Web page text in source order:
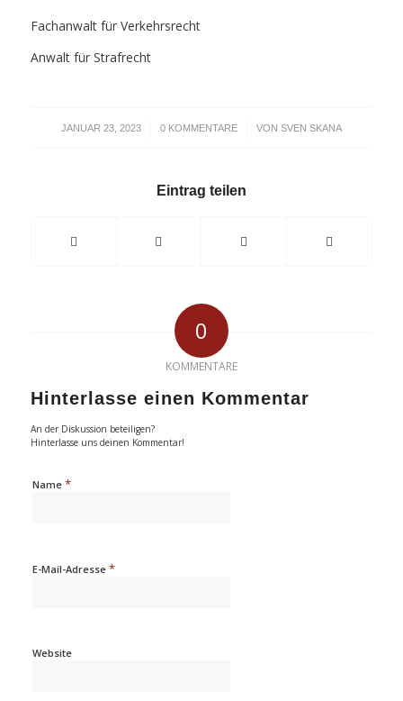
Fachanwalt für Verkehrsrecht
Anwalt für Strafrecht
JANUAR 23, 2023
/ 0 KOMMENTARE
/ VON SVEN SKANA
Eintrag teilen
0
KOMMENTARE
Hinterlasse einen Kommentar
An der Diskussion beteiligen?
Hinterlasse uns deinen Kommentar!
Name *
E-Mail-Adresse *
Website